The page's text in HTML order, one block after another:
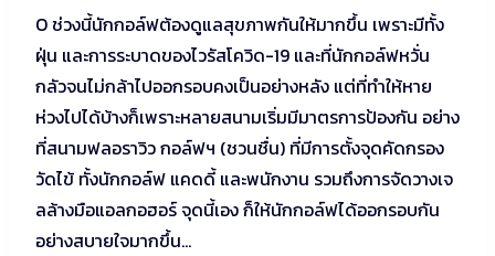
O ช่วงนี้นักกอล์ฟต้องดูแลสุขภาพกันให้มากขึ้น เพราะมีทั้ง
ฝุ่น และการระบาดของไวรัสโควิด-19 และที่นักกอล์ฟหวั่น
กลัวจนไม่กล้าไปออกรอบคงเป็นอย่างหลัง แต่ที่ทำให้หาย
ห่วงไปได้บ้างก็เพราะหลายสนามเริ่มมีมาตรการป้องกัน อย่าง
ที่สนามฟลอราวิว กอล์ฟฯ (ชวนชื่น) ที่มีการตั้งจุดคัดกรอง
วัดไข้ ทั้งนักกอล์ฟ แคดดี้ และพนักงาน รวมถึงการจัดวางเจ
ลล้างมือแอลกอฮอร์ จุดนี้เอง ก็ให้นักกอล์ฟได้ออกรอบกัน
อย่างสบายใจมากขึ้น…